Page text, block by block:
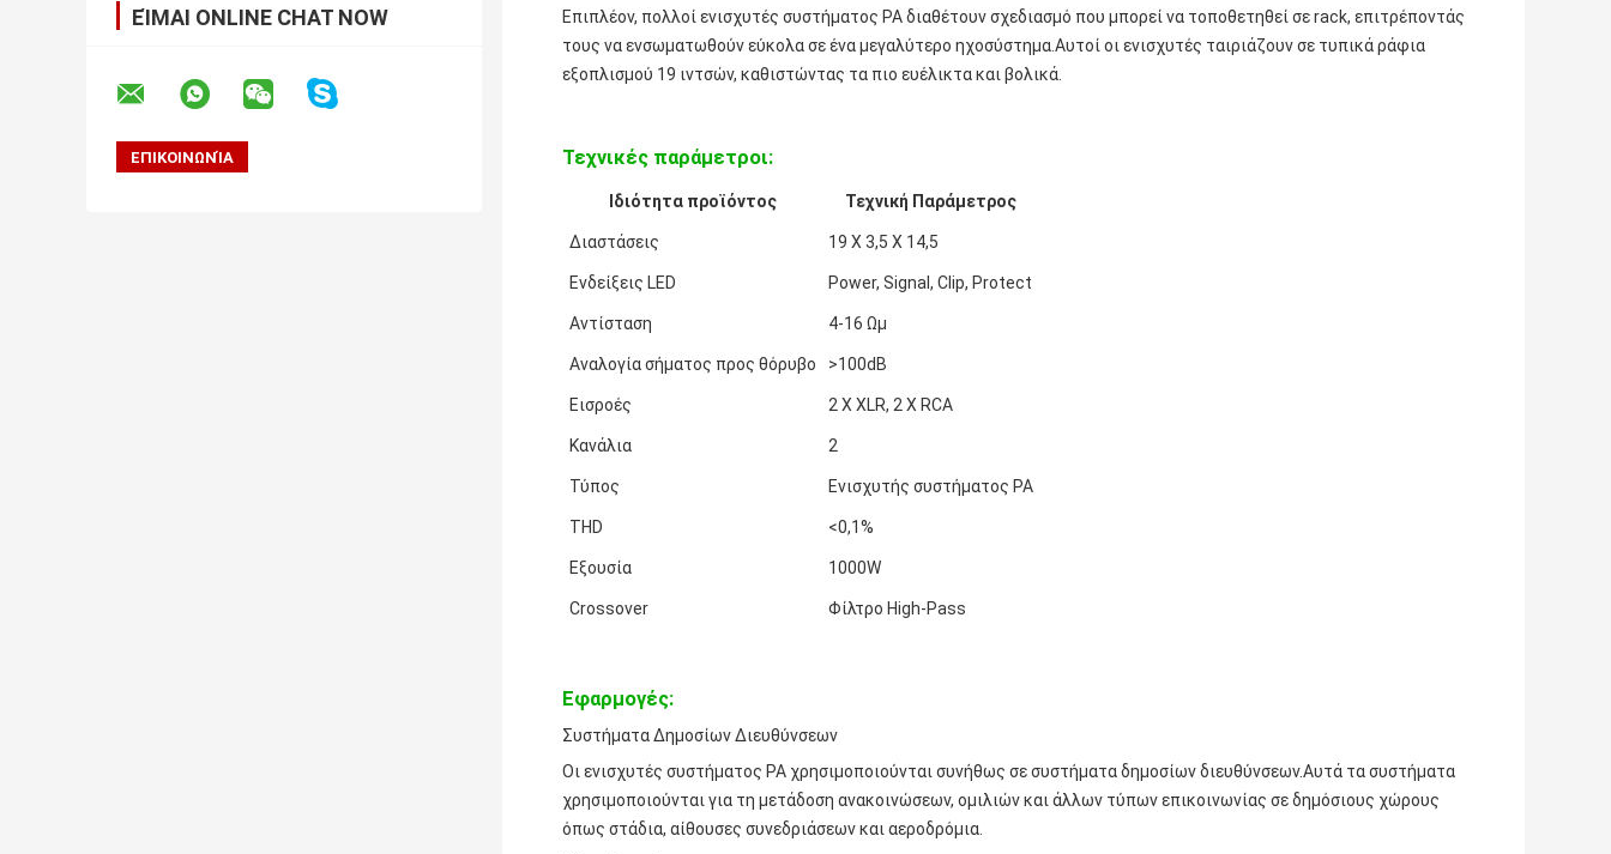
ΕΊΜΑΙ ONLINE CHAT NOW
Επιπλέον, πολλοί ενισχυτές συστήματος PA διαθέτουν σχεδιασμό που μπορεί να τοποθετηθεί σε rack, επιτρέποντάς
τους να ενσωματωθούν εύκολα σε ένα μεγαλύτερο ηχοσύστημα.Αυτοί οι ενισχυτές ταιριάζουν σε τυπικά ράφια
εξοπλισμού 19 ιντσών, καθιστώντας τα πιο ευέλικτα και βολικά.
Τεχνικές παράμετροι:
Ιδιότητα προϊόντος Τεχνική Παράμετρος
Διαστάσεις 19 Χ 3,5 Χ 14,5
Ενδείξεις LED Power, Signal, Clip, Protect
Αντίσταση 4-16 Ωμ
Αναλογία σήματος προς θόρυβο >100dB
Εισροές 2 X XLR, 2 X RCA
Κανάλια 2
Τύπος Ενισχυτής συστήματος PA
THD <0,1%
Εξουσία 1000W
Crossover Φίλτρο High-Pass
Εφαρμογές:
Συστήματα Δημοσίων Διευθύνσεων
Οι ενισχυτές συστήματος PA χρησιμοποιούνται συνήθως σε συστήματα δημοσίων διευθύνσεων.Αυτά τα συστήματα
χρησιμοποιούνται για τη μετάδοση ανακοινώσεων, ομιλιών και άλλων τύπων επικοινωνίας σε δημόσιους χώρους
όπως στάδια, αίθουσες συνεδριάσεων και αεροδρόμια.